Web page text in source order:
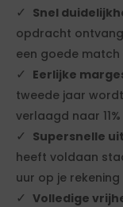
Snel
opdracht
een goede match
Eerlijke
tweede jaar
verlaagd naar 11%
Supersnelle
heeft voldaan
uur op je rekening
Volledige